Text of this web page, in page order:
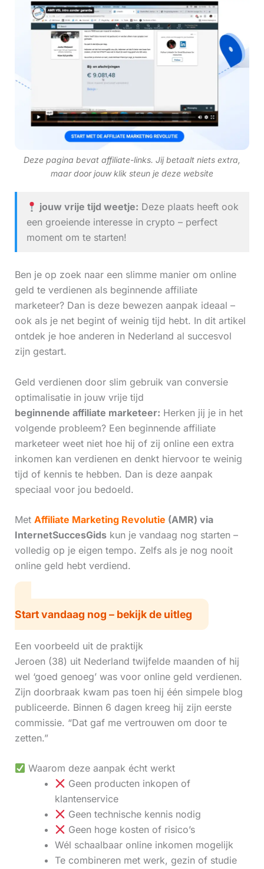
Deze pagina bevat affiliate-links. Jij betaalt niets extra,
maar door jouw klik steun je deze website
jouw vrije tijd weetje: Deze plaats heeft ook
een groeiende interesse in crypto – perfect
moment om te starten!
Ben je op zoek naar een slimme manier om online
geld te verdienen als beginnende affiliate
marketeer? Dan is deze bewezen aanpak ideaal –
ook als je net begint of weinig tijd hebt. In dit artikel
ontdek je hoe anderen in Nederland al succesvol
zijn gestart.
Geld verdienen door slim gebruik van conversie
optimalisatie in jouw vrije tijd
beginnende affiliate marketeer: Herken jij je in het
volgende probleem? Een beginnende affiliate
marketeer weet niet hoe hij of zij online een extra
inkomen kan verdienen en denkt hiervoor te weinig
tijd of kennis te hebben. Dan is deze aanpak
speciaal voor jou bedoeld.
Met Affiliate Marketing Revolutie (AMR) via
InternetSuccesGidskun je vandaag nog starten –
volledig op je eigen tempo. Zelfs als je nog nooit
online geld hebt verdiend.
Start vandaag nog – bekijk de uitleg
Een voorbeeld uit de praktijk
Jeroen (38) uit Nederland twijfelde maanden of hij
wel ‘goed genoeg’ was voor online geld verdienen.
Zijn doorbraak kwam pas toen hij één simpele blog
publiceerde. Binnen 6 dagen kreeg hij zijn eerste
commissie. “Dat gaf me vertrouwen om door te
zetten.”
Waarom deze aanpak écht werkt
Geen producten inkopen of
klantenservice
Geen technische kennis nodig
Geen hoge kosten of risico’s
Wél schaalbaar online inkomen mogelijk
Te combineren met werk, gezin of studie